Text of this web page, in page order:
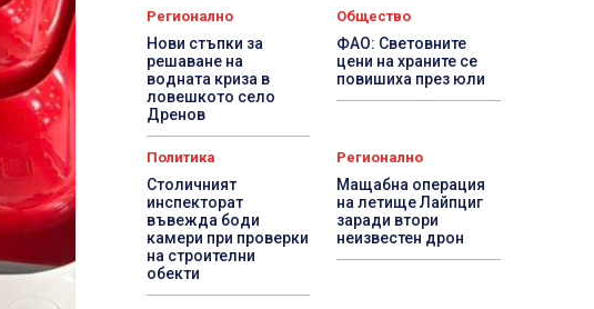
Регионално
Нови стъпки за
решаване на
водната криза в
ловешкото село
Дренов
Общество
ФАО: Световните
цени на храните се
повишиха през юли
Политика
Столичният
инспекторат
въвежда боди
камери при проверки
на строителни
обекти
Регионално
Мащабна операция
на летище Лайпциг
заради втори
неизвестен дрон